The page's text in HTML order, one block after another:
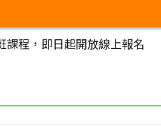
課程，即日起開放線上報名